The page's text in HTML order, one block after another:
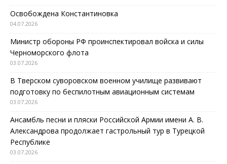
Освобождена Константиновка
04.07.2026
Министр обороны РФ проинспектировал войска и силы
Черноморского флота
03.07.2026
В Тверском суворовском военном училище развивают
подготовку по беспилотным авиационным системам
03.07.2026
Ансамбль песни и пляски Российской Армии имени А. В.
Александрова продолжает гастрольный тур в Турецкой
Республике
03.07.2026